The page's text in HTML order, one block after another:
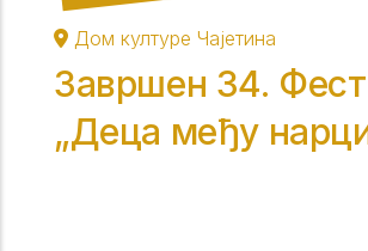
Дом културе Чајетина
Завршен 34.
„Деца међу